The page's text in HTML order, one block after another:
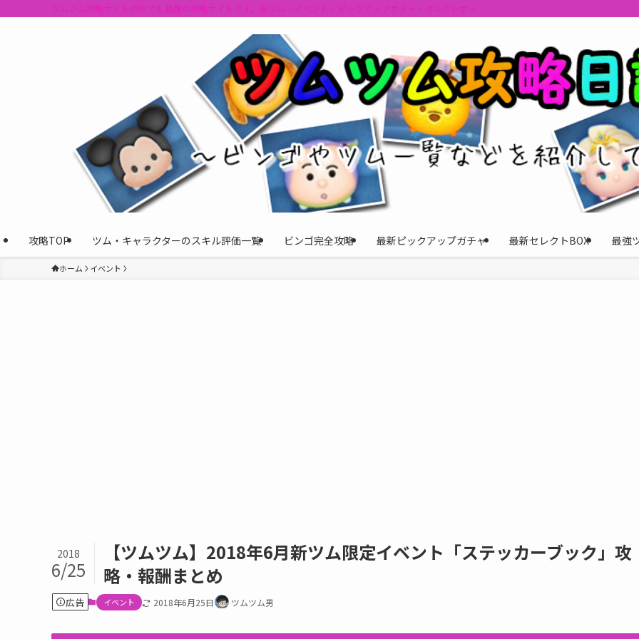
ツムツム攻略サイトの中でも最強の攻略サイトです。新ツム・イベント・ピックアップガチャ・セレクトボックスの情報を最速で提供しビンゴの
攻略TOP ツム・キャラクターのスキル評価一覧 ビンゴ完全攻略 最新ピックアップガチャ 最新セレクトBOX 最強
ホーム イベント
【ツムツム】2018年6月新ツム限定イベント「ステッカーブック」攻
略・報酬まとめ
2018
6/25
広告 イベント 2018年6月25日 ツムツム男